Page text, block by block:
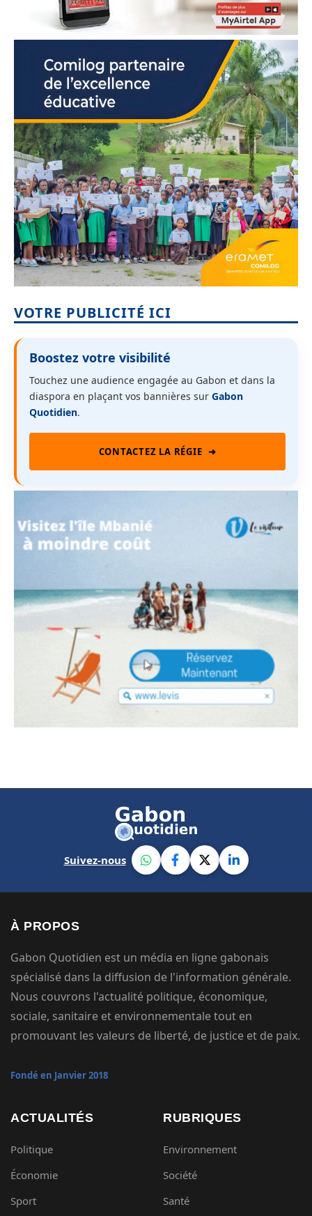
VOTRE PUBLICITÉ ICI
Boostez votre visibilité
Touchez une audience engagée au Gabon et dans la
diaspora en plaçant vos bannières sur Gabon
Quotidien.
CONTACTEZ LA RÉGIE ➜
Suivez-nous
À PROPOS
Gabon Quotidien est un média en ligne gabonais
spécialisé dans la diffusion de l'information générale.
Nous couvrons l'actualité politique, économique,
sociale, sanitaire et environnementale tout en
promouvant les valeurs de liberté, de justice et de paix.
Fondé en Janvier 2018
ACTUALITÉS
Politique
Économie
Sport
RUBRIQUES
Environnement
Société
Santé